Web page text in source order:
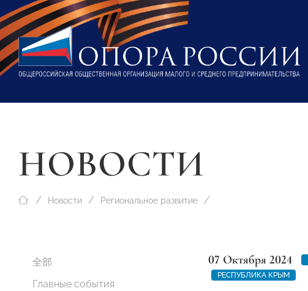
НОВОСТИ
Новости Региональное развитие
全部
Главные события
07 Октября 2024
РЕСПУБЛИКА КРЫМ